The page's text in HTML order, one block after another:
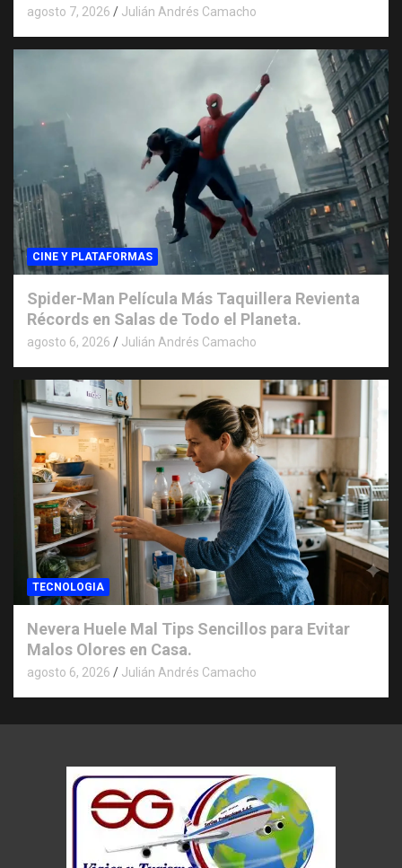
agosto 7, 2026 Julián Andrés Camacho
CINE Y PLATAFORMAS
Spider-Man Película Más Taquillera Revienta
Récords en Salas de Todo el Planeta.
agosto 6, 2026 Julián Andrés Camacho
TECNOLOGIA
Nevera Huele Mal Tips Sencillos para Evitar
Malos Olores en Casa.
agosto 6, 2026 Julián Andrés Camacho